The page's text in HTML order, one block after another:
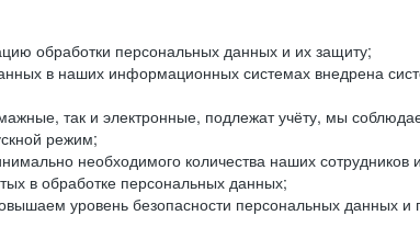
обработки персональных данных и их защиту;
в наших информационных системах внедрена
так и электронные, подлежат учёту, мы
режим;
необходимого количества наших
в обработке персональных данных;
уровень безопасности персональных данных и